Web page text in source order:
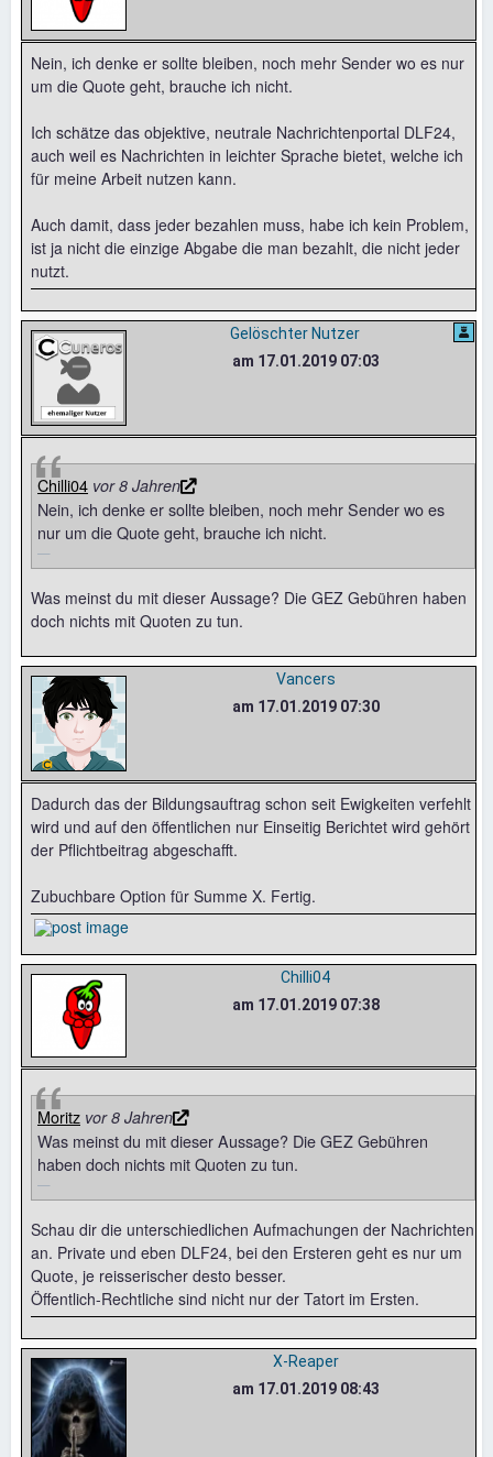
Nein, ich denke er sollte bleiben, noch mehr Sender wo es nur
um die Quote geht, brauche ich nicht.
Ich schätze das objektive, neutrale Nachrichtenportal DLF24,
auch weil es Nachrichten in leichter Sprache bietet, welche ich
für meine Arbeit nutzen kann.
Auch damit, dass jeder bezahlen muss, habe ich kein Problem,
ist ja nicht die einzige Abgabe die man bezahlt, die nicht jeder
nutzt.
Gelöschter Nutzer
am 17.01.2019 07:03
Chilli04 vor 8 Jahren
Nein, ich denke er sollte bleiben, noch mehr Sender wo es
nur um die Quote geht, brauche ich nicht.
Was meinst du mit dieser Aussage? Die GEZ Gebühren haben
doch nichts mit Quoten zu tun.
Vancers
am 17.01.2019 07:30
Dadurch das der Bildungsauftrag schon seit Ewigkeiten verfehlt
wird und auf den öffentlichen nur Einseitig Berichtet wird gehört
der Pflichtbeitrag abgeschafft.
Zubuchbare Option für Summe X. Fertig.
Chilli04
am 17.01.2019 07:38
Moritz vor 8 Jahren
Was meinst du mit dieser Aussage? Die GEZ Gebühren
haben doch nichts mit Quoten zu tun.
Schau dir die unterschiedlichen Aufmachungen der Nachrichten
an. Private und eben DLF24, bei den Ersteren geht es nur um
Quote, je reisserischer desto besser.
Öffentlich-Rechtliche sind nicht nur der Tatort im Ersten.
X-Reaper
am 17.01.2019 08:43